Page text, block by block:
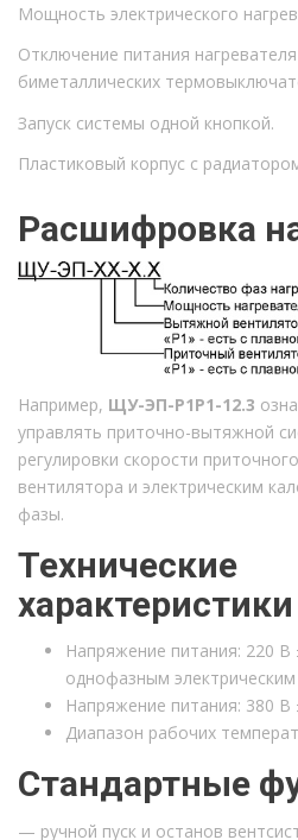
Мощность электрического
Отключение питания
биметаллических
Запуск системы одной кнопкой.
Пластиковый корпус с
Расшифровка
Например, ЩУ-ЭП-Р1Р1-12.3
управлять приточно-вытяжной
регулировки скорости
вентилятора и электрическим
фазы.
Технические
характеристики
Напряжение питания: 220
однофазным
Напряжение питания: 380 В
Диапазон рабочих
Стандартные
— ручной пуск и останов